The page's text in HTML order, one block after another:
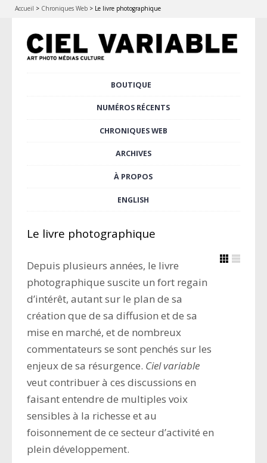
Accueil > Chroniques Web > Le livre photographique
BOUTIQUE
NUMÉROS RÉCENTS
CHRONIQUES WEB
ARCHIVES
À PROPOS
ENGLISH
Le livre photographique
Depuis plusieurs années, le livre
photographique suscite un fort regain
d’intérêt, autant sur le plan de sa
création que de sa diffusion et de sa
mise en marché, et de nombreux
commentateurs se sont penchés sur les
enjeux de sa résurgence. Ciel variable
veut contribuer à ces discussions en
faisant entendre de multiples voix
sensibles à la richesse et au
foisonnement de ce secteur d’activité en
plein développement.